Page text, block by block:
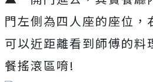
門左側為四人座的座位，
可以近距離看到師傅的料
餐搖滾區唷!